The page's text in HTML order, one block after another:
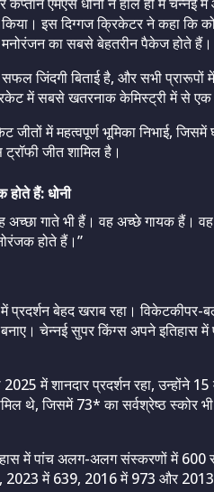
इस दिग्गज क्रिकेटर ने कहा कि
का सबसे बेहतरीन पैकेज होते हैं।
जिंदगी बिताई है, और सभी प्रारूपों
में सबसे खतरनाक केमिस्ट्री में से एक
में महत्वपूर्ण भूमिका निभाई,
जीत शामिल है।
होते हैं: धोनी
अच्छा गाते भी हैं। वह अच्छे गायक हैं।
होते हैं।”
प्रदर्शन बेहद खराब रहा।
चेन्नई सुपर किंग्स अपने इतिहास में
2025 में शानदार प्रदर्शन रहा,
थे, जिसमें 73* का सर्वश्रेष्ठ स्कोर
में पांच अलग-अलग संस्करणों में 600
2023 में 639, 2016 में 973 और